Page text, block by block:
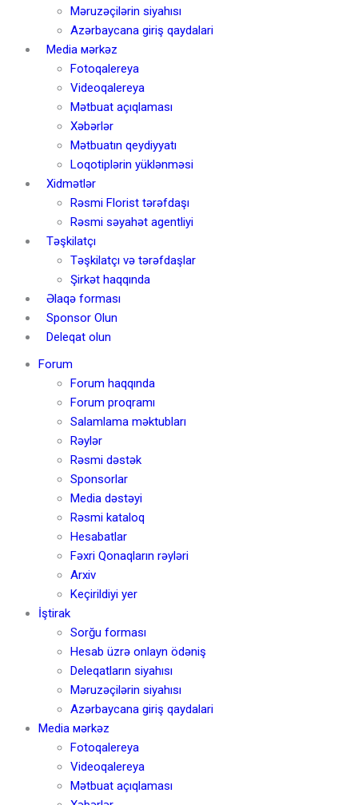
Məruzəçilərin siyahısı
Azərbaycana giriş qaydalari
Media мərkəz
Fotoqalereya
Videoqalereya
Mətbuat açıqlaması
Xəbərlər
Mətbuatın qeydiyyatı
Loqotiplərin yüklənməsi
Xidmətlər
Rəsmi Florist tərəfdaşı
Rəsmi səyahət agentliyi
Təşkilatçı
Təşkilatçı və tərəfdaşlar
Şirkət haqqında
Əlaqə forması
Sponsor Olun
Deleqat olun
Forum
Forum haqqında
Forum proqramı
Salamlama məktubları
Rəylər
Rəsmi dəstək
Sponsorlar
Media dəstəyi
Rəsmi kataloq
Hesabatlar
Fəxri Qonaqların rəyləri
Arxiv
Keçirildiyi yer
İştirak
Sorğu forması
Hesab üzrə onlayn ödəniş
Deleqatların siyahısı
Məruzəçilərin siyahısı
Azərbaycana giriş qaydalari
Media мərkəz
Fotoqalereya
Videoqalereya
Mətbuat açıqlaması